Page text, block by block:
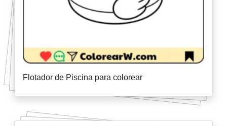
Flotador de Piscina para colorear